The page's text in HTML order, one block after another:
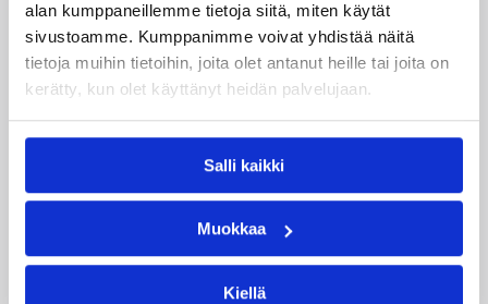
alan kumppaneillemme tietoja siitä, miten käytät
sivustoamme. Kumppanimme voivat yhdistää näitä
tietoja muihin tietoihin, joita olet antanut heille tai joita on
kerätty, kun olet käyttänyt heidän palvelujaan.
Salli kaikki
Muokkaa
Kiellä
Korisliiga 05.08.2026 11:34
Seagulls hankki taitoa ja
kokemusta kokoonpanoonsa
kahden pelaajan edestä
kahdella tuoreella kasvolla. Joukkue on tehnyt
tulevan kauden mittaiset sopimukset viime
kaudella Saksan ProA-sarjan Karlsruhe Lionsia